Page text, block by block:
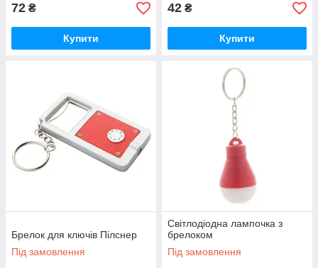
72 ₴
Купити
42 ₴
Купити
Брелок для ключів Пілснер
Під замовлення
Світлодіодна лампочка з
брелоком
Під замовлення